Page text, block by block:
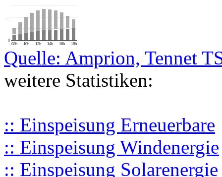
08h 10h 12h 14h 16h 18h
0
…
Quelle: Amprion, Tennet
weitere Statistiken:
:: Einspeisung Erneuerbare
:: Einspeisung Windenergie
:: Einspeisung Solarenergie